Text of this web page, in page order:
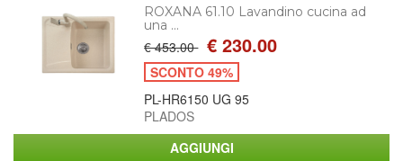
ROXANA 61.10 Lavandino cucina ad
una ...
€ 453.00 € 230.00
SCONTO 49%
PL-HR6150 UG 95
PLADOS